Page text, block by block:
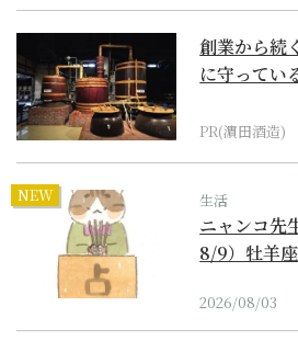
創業から続
に守ってい
PR(濵田酒造)
NEW 生活
ニャンコ先
8/9）牡羊
2026/08/03